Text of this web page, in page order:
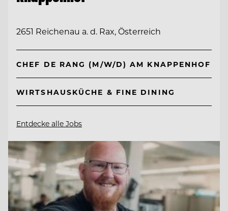
2651 Reichenau a. d. Rax, Österreich
CHEF DE RANG (M/W/D) AM KNAPPENHOF
WIRTSHAUSKÜCHE & FINE DINING
Entdecke alle Jobs